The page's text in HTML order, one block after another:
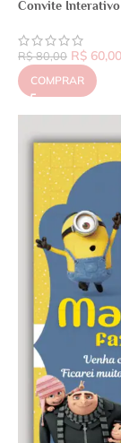
Convite
R$80,00 R$60,00
COMPRAR